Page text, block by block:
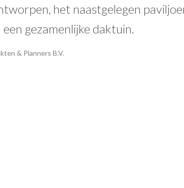
het naastgelegen
gezamenlijke daktuin.
& Planners B.V.